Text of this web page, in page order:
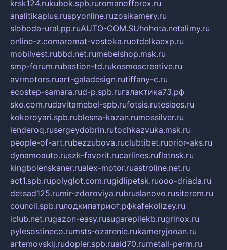
krsk124.rukubok.spb.ruromanofforex.ru
analitikaplus.ruspyonline.ruzosikamery.ru
sloboda-ural.pp.ruAUTO-COM.SUhohota.netalimy.ru
online-z.comaromat-vostoka.ruotdelkaexp.ru
mobilvest.rubbd.net.rumebelshop.msk.ru
smp-forum.rubastion-td.rukosmoscreative.ru
avrmotors.ruart-galadesign.rutiffany-c.ru
ecostep-samara.rud-p.spb.ruгалактика73.рф
sko.com.rudavitamebel-spb.rufotsis.rutesiaes.ru
kokoroyari.spb.rublesna-kazan.rumossilver.ru
lenderoq.rusergeydobrin.rutochkazvuka.msk.ru
people-of-art.rubezzubova.ruclubtibet.ruorior-aks.ru
dynamoauto.ruszk-favorit.rucarlines.ruflatnsk.ru
kingbolenskaner.rualex-motor.ruastroline.net.ru
act1.spb.rupolyglot.com.rugidlipetsk.ruooo-driada.ru
detsad125.rumir-zdoroviya.rubruslanovo.rusiterem.ru
council.spb.ruлодкипатриот.рфkafekolizey.ru
iclub.net.rugazon-easy.rusugarepilekb.rugrinox.ru
pylesostineco.rumsts-ozarenie.rukameryjooan.ru
artemovskij.rudopler.spb.ruaid70.rumetall-perm.ru